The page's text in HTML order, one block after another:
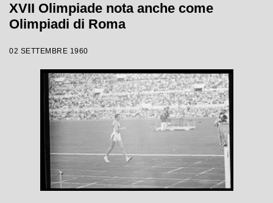
XVII Olimpiade nota anche come
Olimpiadi di Roma
02 SETTEMBRE 1960